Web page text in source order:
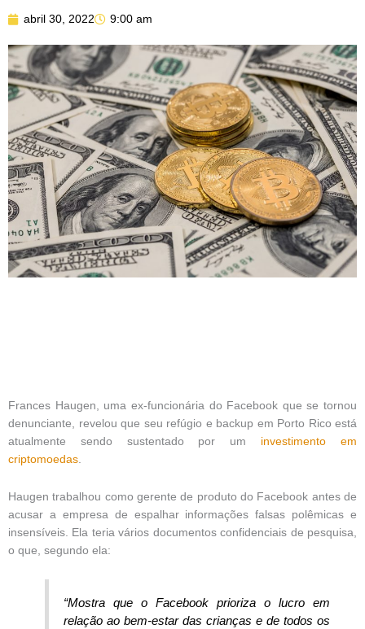
abril 30, 2022 9:00 am
Frances Haugen, uma ex-funcionária do Facebook que se tornou
denunciante, revelou que seu refúgio e backup em Porto Rico está
atualmente sendo sustentado por um investimento
em
criptomoedas.
Haugen trabalhou como gerente de produto do Facebook antes de
acusar a empresa de espalhar informações falsas polêmicas e
insensíveis. Ela teria vários documentos confidenciais de pesquisa,
o que, segundo ela:
“Mostra que o Facebook prioriza o lucro em
relação ao bem-estar das crianças e de todos os